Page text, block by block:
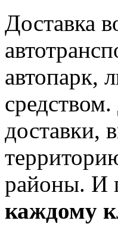
Доставка
автопарк,
доставки,
районы. И
каждому